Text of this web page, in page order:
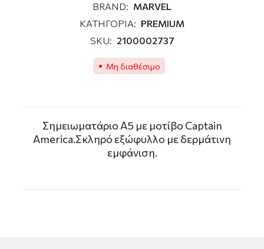
BRAND: MARVEL
ΚΑΤΗΓΟΡΙΑ: PREMIUM
SKU: 2100002737
Μη διαθέσιμο
Σημειωματάριο Α5 με μοτίβο Captain
America.Σκληρό εξώφυλλο με δερμάτινη
εμφάνιση.